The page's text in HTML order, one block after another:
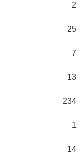
2
25
7
13
234
1
14